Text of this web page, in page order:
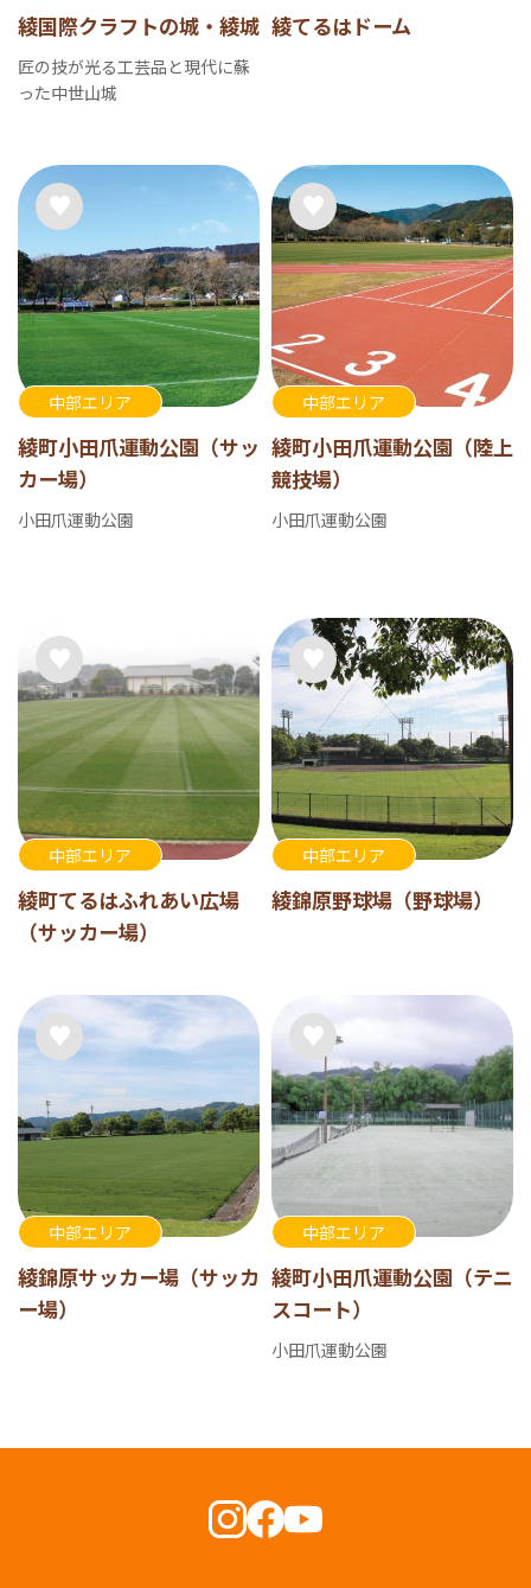
綾国際クラフトの城・綾城
匠の技が光る工芸品と現代に蘇
った中世山城
綾てるはドーム
中部エリア
綾町小田爪運動公園（サッ
カー場）
小田爪運動公園
中部エリア
綾町小田爪運動公園（陸上
競技場）
小田爪運動公園
中部エリア
綾町てるはふれあい広場
（サッカー場）
中部エリア
綾錦原野球場（野球場）
中部エリア
綾錦原サッカー場（サッカ
ー場）
中部エリア
綾町小田爪運動公園（テニ
スコート）
小田爪運動公園